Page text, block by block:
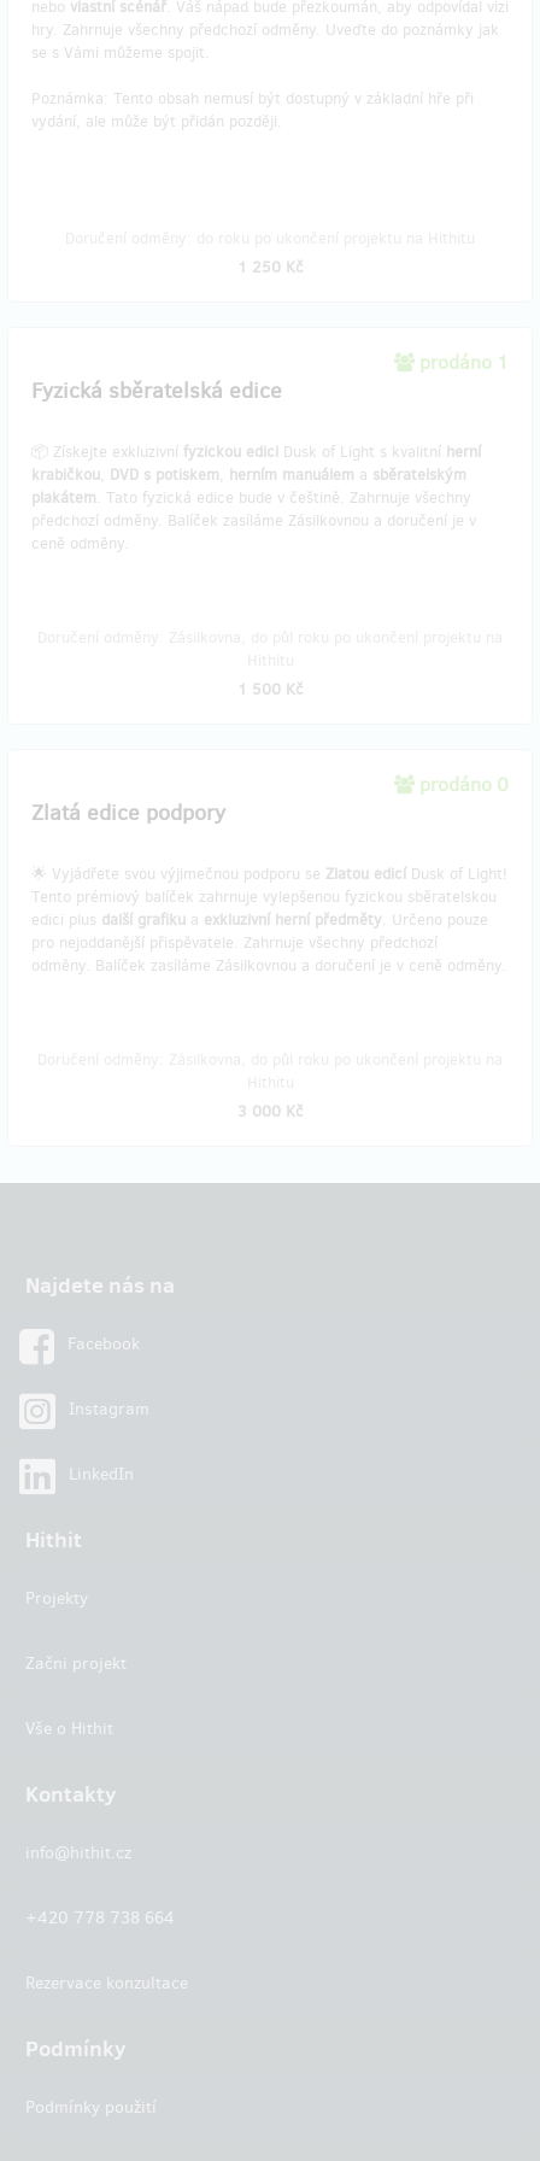
nebo vlastní scénář. Váš nápad bude přezkoumán, aby odpovídal vizi
hry. Zahrnuje všechny předchozí odměny. Uveďte do poznámky jak
se s Vámi můžeme spojit.
Poznámka: Tento obsah nemusí být dostupný v základní hře při
vydání, ale může být přidán později.
1 250 Kč
prodáno 1
Fyzická sběratelská edice
📦 Získejte exkluzivní fyzickou edici Dusk of Light s kvalitní herní
krabičkou, DVD s potiskem, herním manuálem a sběratelským
plakátem. Tato fyzická edice bude v češtině. Zahrnuje všechny
předchozí odměny. Balíček zasíláme Zásilkovnou a doručení je v
ceně odměny.
1 500 Kč
prodáno 0
Zlatá edice podpory
🌟 Vyjádřete svou výjimečnou podporu se Zlatou edicí Dusk of Light!
Tento prémiový balíček zahrnuje vylepšenou fyzickou sběratelskou
edici plus další grafiku a exkluzivní herní předměty. Určeno pouze
pro nejoddanější přispěvatele. Zahrnuje všechny předchozí
odměny. Balíček zasíláme Zásilkovnou a doručení je v ceně odměny.
3 000 Kč
Najdete nás na
Facebook
Instagram
LinkedIn
Hithit
Projekty
Začni projekt
Vše o Hithit
Kontakty
info@hithit.cz
+420 778 738 664
Rezervace konzultace
Podmínky
Podmínky použití